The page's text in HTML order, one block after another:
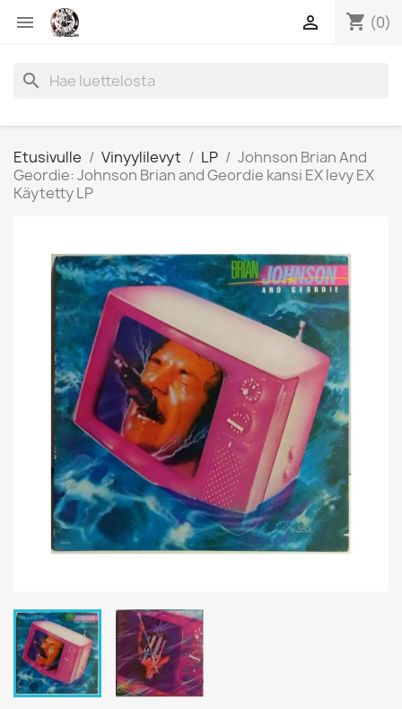
 shopping_cart (0)

search
Etusivulle Vinyylilevyt LP
Johnson Brian And
Geordie: Johnson Brian and Geordie kansi EX levy EX
Käytetty LP